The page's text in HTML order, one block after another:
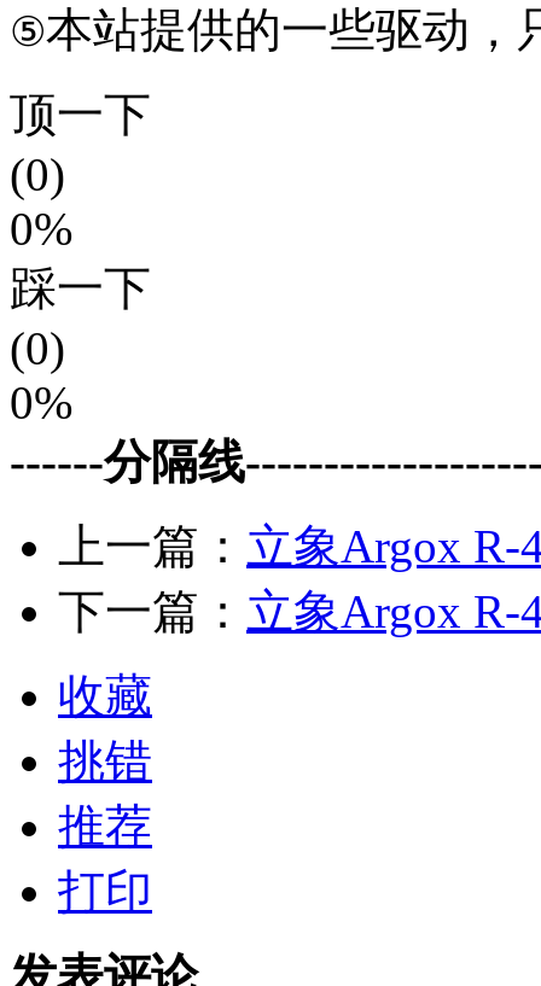
⑤本站提供的一些驱动，
顶一下
(0)
0%
踩一下
(0)
0%
------分隔线
上一篇： 立象Argox R-
下一篇： 立象Argox R-
收藏
挑错
推荐
打印